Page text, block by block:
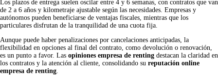
Los plazos de entrega suelen oscilar entre 4 y 6 semanas, con contratos que van
de 2 a 6 años y kilometraje ajustable según las necesidades. Empresas y
autónomos pueden beneficiarse de ventajas fiscales, mientras que los
particulares disfrutan de la tranquilidad de una cuota fija.
Aunque puede haber penalizaciones por cancelaciones anticipadas, la
flexibilidad en opciones al final del contrato, como devolución o renovación,
es un punto a favor. Las opiniones empresa de renting destacan la claridad en
los contratos y la atención al cliente, consolidando su reputación online
empresa de renting